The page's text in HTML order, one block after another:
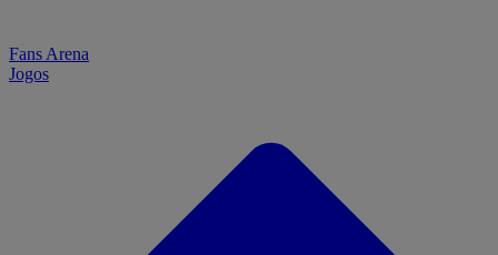
Fans Arena
Jogos